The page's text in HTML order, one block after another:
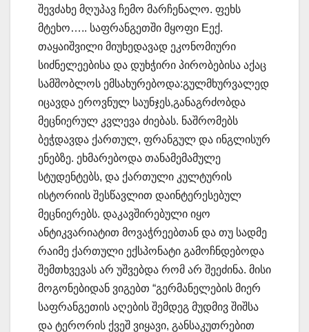
შევძახე მღუპავ ჩემო მარჩენალო. ფეხს
მტეხო….. საფრანგეთში მყოფი Eექ.
თაყაიშვილი მიუხედავად ეკონომიური
სიძნელეებისა და დუხჭირი პირობებისა აქაც
სამშობლოს ემსახურებოდა:გულმხურვალედ
იცავდა ეროვნულ საუნჯეს,განაგრძობდა
მეცნიერულ კვლევა ძიებას. ნაშრომებს
ბეჭდავდა ქართულ, ფრანგულ და ინგლისურ
ენებზე. ეხმარებოდა თანამემამულე
სტუდენტებს, და ქართული კულტურის
ისტორიის შესწავლით დაინტერესებულ
მეცნიერებს. დაკავშირებული იყო
ანტიკვარიატით მოვაჭრეებთან და თუ სადმე
რაიმე ქართული ექსპონატი გამოჩნდებოდა
შემთხვევას არ უშვებდა რომ არ შეეძინა. მისი
მოგონებიდან ვიგებთ “გერმანელების მიერ
საფრანგეთის აღების შემდეგ მუდმივ შიშსა
და ტერორის ქვეშ ვიყავი, განსაკუთრებით